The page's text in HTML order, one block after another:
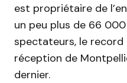
est propriétaire de
un peu plus de 66
spectateurs, le
réception de
dernier.